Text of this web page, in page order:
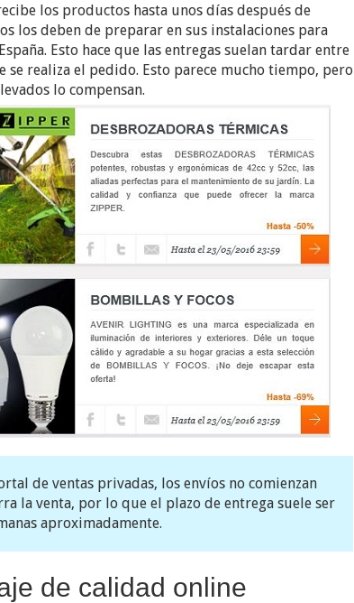
los productos hasta unos días después de
los deben de preparar en sus instalaciones para
Esto hace que las entregas suelan tardar entre
se realiza el pedido. Esto parece mucho tiempo, pero
lo compensan.
de ventas privadas, los envíos no comienzan
la venta, por lo que el plazo de entrega suele ser
aproximadamente.
de calidad online